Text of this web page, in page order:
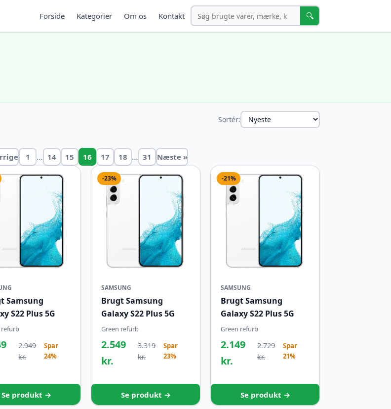
Forside Kategorier Om os Kontakt Søg 🔍
Sortér:
1 … 14 15 16 17 18 … 31 Næste »
Samsung
S22 Plus 5G
refurb
2.949
kr.
Spar
24%
Se produkt →
-23%
SAMSUNG
Brugt Samsung
Galaxy S22 Plus 5G
Green refurb
2.549
kr.
3.319
kr.
Spar
23%
Se produkt →
-21%
SAMSUNG
Brugt Samsung
Galaxy S22 Plus 5G
Green refurb
2.149
kr.
2.729
kr.
Spar
21%
Se produkt →